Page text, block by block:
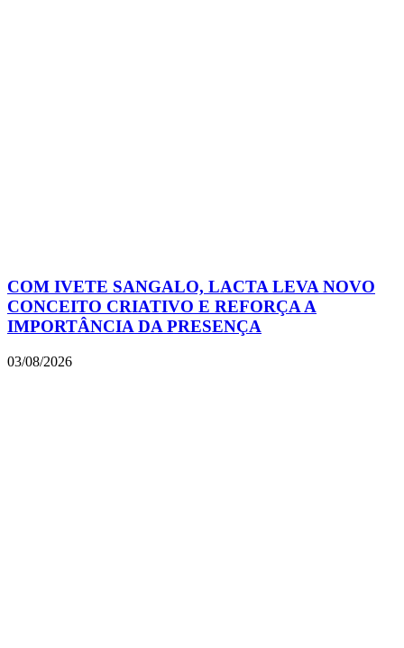
COM IVETE SANGALO, LACTA LEVA NOVO
CONCEITO CRIATIVO E REFORÇA A
IMPORTÂNCIA DA PRESENÇA
03/08/2026